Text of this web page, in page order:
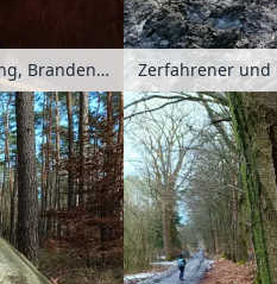
Haflinger auf einer Koppel bei Görzke, Fläming, Brandenburg, Deutschland